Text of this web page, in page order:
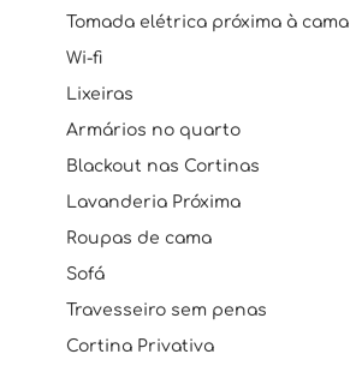
Tomada elétrica próxima à cama
Wi-fi
Lixeiras
Armários no quarto
Blackout nas Cortinas
Lavanderia Próxima
Roupas de cama
Sofá
Travesseiro sem penas
Cortina Privativa